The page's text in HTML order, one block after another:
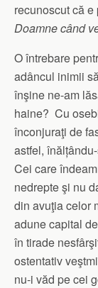
recunoscut că e
Doamne când
O întrebare
adâncul inimii
înşine ne-am
haine? Cu
înconjuraţi de
astfel,
Cei care
nedrepte şi nu
din avuţia celor
adune capital
în tirade
ostentativ
nu-i văd pe cei